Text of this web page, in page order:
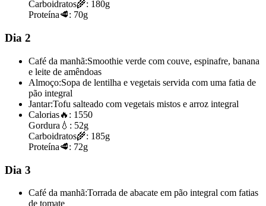
Carboidratos🌾: 180g
Proteína🥩: 70g
Dia 2
Café da manhã:Smoothie verde com couve, espinafre, banana
e leite de amêndoas
Almoço:Sopa de lentilha e vegetais servida com uma fatia de
pão integral
Jantar:Tofu salteado com vegetais mistos e arroz integral
Calorias🔥: 1550
Gordura 💧: 52g
Carboidratos🌾: 185g
Proteína🥩: 72g
Dia 3
Café da manhã:Torrada de abacate em pão integral com fatias
de tomate